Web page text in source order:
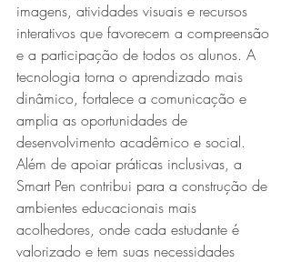
imagens, atividades visuais e recursos
interativos que favorecem a compreensão
e a participação de todos os alunos. A
tecnologia torna o aprendizado mais
dinâmico, fortalece a comunicação e
amplia as oportunidades de
desenvolvimento acadêmico e social.
Além de apoiar práticas inclusivas, a
Smart Pen contribui para a construção de
ambientes educacionais mais
acolhedores, onde cada estudante é
valorizado e tem suas necessidades